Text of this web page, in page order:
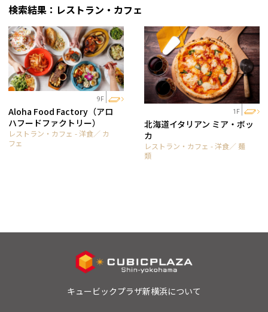
検索結果：レストラン・カフェ
9F
Aloha Food Factory（アロ
ハフードファクトリー）
レストラン・カフェ - 洋食／ カ
フェ
1F
北海道イタリアン ミア・ボッ
カ
レストラン・カフェ - 洋食／ 麺
類
キュービックプラザ新横浜について